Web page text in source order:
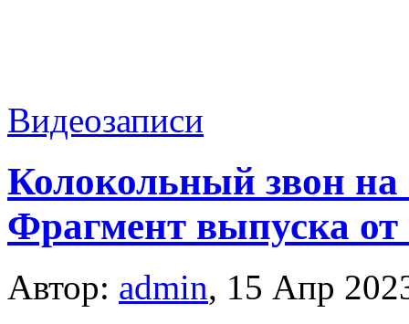
Видеозаписи
Колокольный звон
Фрагмент выпуска от
Автор: admin, 15 Апр